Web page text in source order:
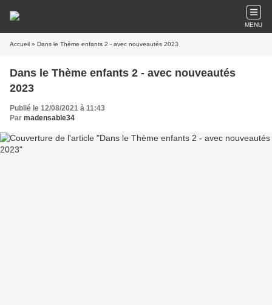
MENU
Accueil » Dans le Thème enfants 2 - avec nouveautés 2023
Dans le Thème enfants 2 - avec nouveautés
2023
Publié le 12/08/2021 à 11:43
Par madensable34